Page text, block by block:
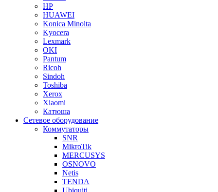
HP
HUAWEI
Konica Minolta
Kyocera
Lexmark
OKI
Pantum
Ricoh
Sindoh
Toshiba
Xerox
Xiaomi
Катюша
Сетевое оборудование
Коммутаторы
SNR
MikroTik
MERCUSYS
OSNOVO
Netis
TENDA